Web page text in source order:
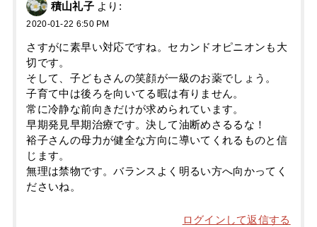
積山礼子 より:
2020-01-22 6:50 PM
さすがに素早い対応ですね。セカンドオピニオンも大
切です。
そして、子どもさんの笑顔が一級のお薬でしょう。
子育て中は後ろを向いてる暇は有りません。
常に冷静な前向きだけが求められています。
早期発見早期治療です。決して油断めさるるな！
裕子さんの母力が健全な方向に導いてくれるものと信
じます。
無理は禁物です。バランスよく明るい方へ向かってく
ださいね。
ログインして返信する